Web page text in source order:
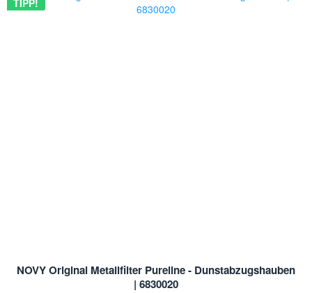
TIPP!
NOVY Original Metallfilter Pureline - Dunstabzugshauben
| 6830020